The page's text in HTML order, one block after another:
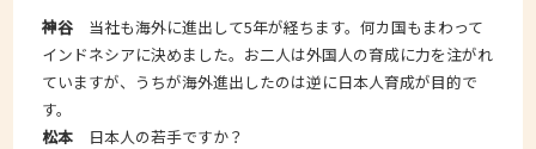
神谷 当社も海外に進出して5年が経ちます。何カ国もまわって
インドネシアに決めました。お二人は外国人の育成に力を注がれ
ていますが、うちが海外進出したのは逆に日本人育成が目的で
す。
松本 日本人の若手ですか？